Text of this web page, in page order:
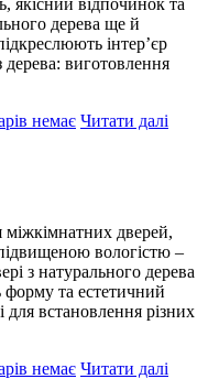
якісний відпочинок та
дерева ще й
інтер’єр
дерева: виготовлення
немає Читати далі
дверей,
вологістю –
з натурального дерева
форму та естетичний
для встановлення різних
немає Читати далі